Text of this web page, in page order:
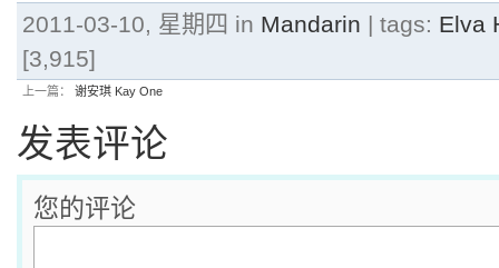
2011-03-10, 星期四 in Mandarin | tags: Elva
[3,915]
上一篇： 谢安琪 Kay One
发表评论
您的评论